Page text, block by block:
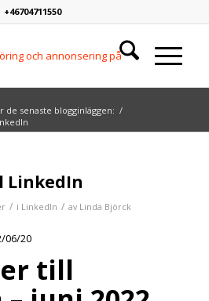
+46704711550
de senaste blogginläggen: /
LinkedIn
/ i LinkedIn / av Linda Björck
06/20
till